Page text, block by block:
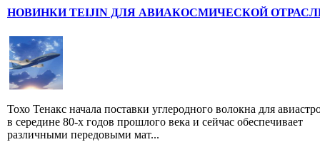
НОВИНКИ TEIJIN ДЛЯ АВИАКОСМИЧЕСКОЙ
Тохо Тенакс начала поставки углеродного волокна для
в середине 80-х годов прошлого века и сейчас обеспечивает
различными передовыми мат...